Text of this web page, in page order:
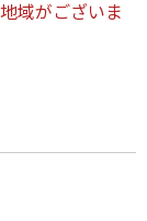
域がございま